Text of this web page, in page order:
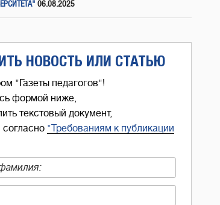
06.08.2025
НОВОСТЬ ИЛИ СТАТЬЮ
"Газеты педагогов"!
формой ниже,
текстовый документ,
"Требованиям к публикации